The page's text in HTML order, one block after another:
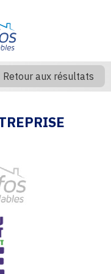
aux résultats